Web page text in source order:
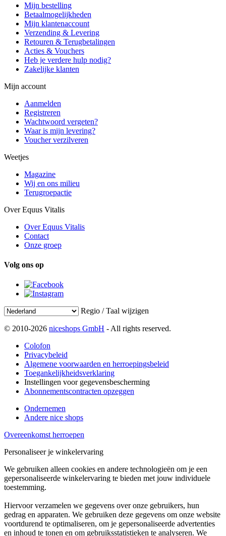
Mijn bestelling
Betaalmogelijkheden
Mijn klantenaccount
Verzending & Levering
Retouren & Terugbetalingen
Acties & Vouchers
Heb je verdere hulp nodig?
Zakelijke klanten
Mijn account
Aanmelden
Registreren
Wachtwoord vergeten?
Waar is mijn levering?
Voucher verzilveren
Weetjes
Magazine
Wij en ons milieu
Terugroepactie
Over Equus Vitalis
Over Equus Vitalis
Contact
Onze groep
Volg ons op
Regio / Taal wijzigen
© 2010-2026 niceshops GmbH - All rights reserved.
Colofon
Privacybeleid
Algemene voorwaarden en herroepingsbeleid
Toegankelijkheidsverklaring
Instellingen voor gegevensbescherming
Abonnementscontracten opzeggen
Ondernemen
Andere nice shops
Overeenkomst herroepen
Personaliseer je winkelervaring
We gebruiken alleen cookies en andere technologieën om je een
gepersonaliseerde winkelervaring te bieden met jouw individuele
toestemming.
Hiervoor verzamelen we gegevens over onze gebruikers, hun
gedrag en apparaten. We gebruiken deze gegevens om onze website
voortdurend te optimaliseren, om je gepersonaliseerde advertenties
en inhoud te tonen en om gebruiksstatistieken te analyseren. We